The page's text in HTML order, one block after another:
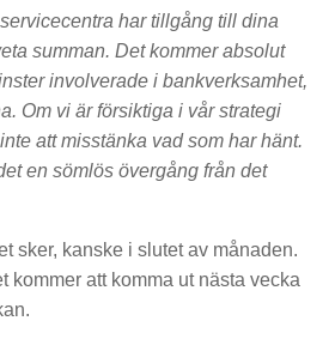
har tillgång till dina
summan. Det kommer absolut
involverade i bankverksamhet,
Om vi är försiktiga i vår strategi
att misstänka vad som har hänt.
en sömlös övergång från det
sker, kanske i slutet av månaden.
kommer att komma ut nästa vecka